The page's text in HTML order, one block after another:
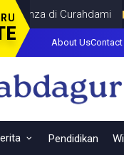
Curahdami DAERAH
About Us
Pendidikan